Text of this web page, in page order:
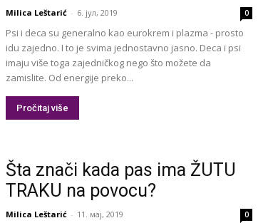
Milica Leštarić - 6. јул, 2019 0
Psi i deca su generalno kao eurokrem i plazma - prosto
idu zajedno. I to je svima jednostavno jasno. Deca i psi
imaju više toga zajedničkog nego što možete da
zamislite. Od energije preko...
Pročitaj više
Šta znači kada pas ima ŽUTU
TRAKU na povocu?
Milica Leštarić - 11. мај, 2019 0